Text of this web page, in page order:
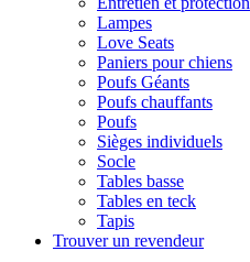
Lampes
Love Seats
Paniers pour chiens
Poufs Géants
Poufs chauffants
Poufs
Sièges individuels
Socle
Tables basse
Tables en teck
Tapis
Trouver un revendeur